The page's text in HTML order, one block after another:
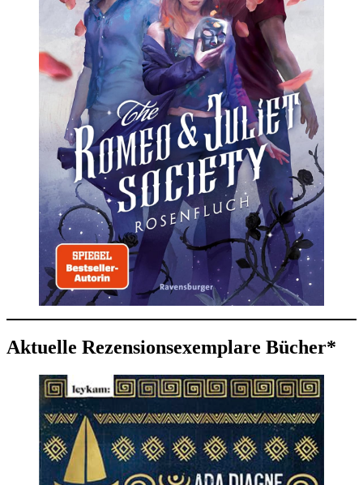
Aktuelle Rezensionsexemplare Bücher*